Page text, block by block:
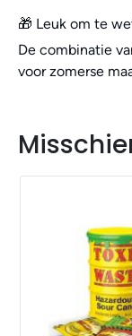
🎁 Leuk om te
De combinatie
voor zomerse